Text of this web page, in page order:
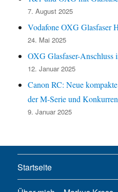
7. August 2025
Vodafone OXG Glasfaser
24. Mai 2025
OXG Glasfaser-Anschluss
12. Januar 2025
Canon RC: Neue
der M-Serie und
9. Januar 2025
Startseite